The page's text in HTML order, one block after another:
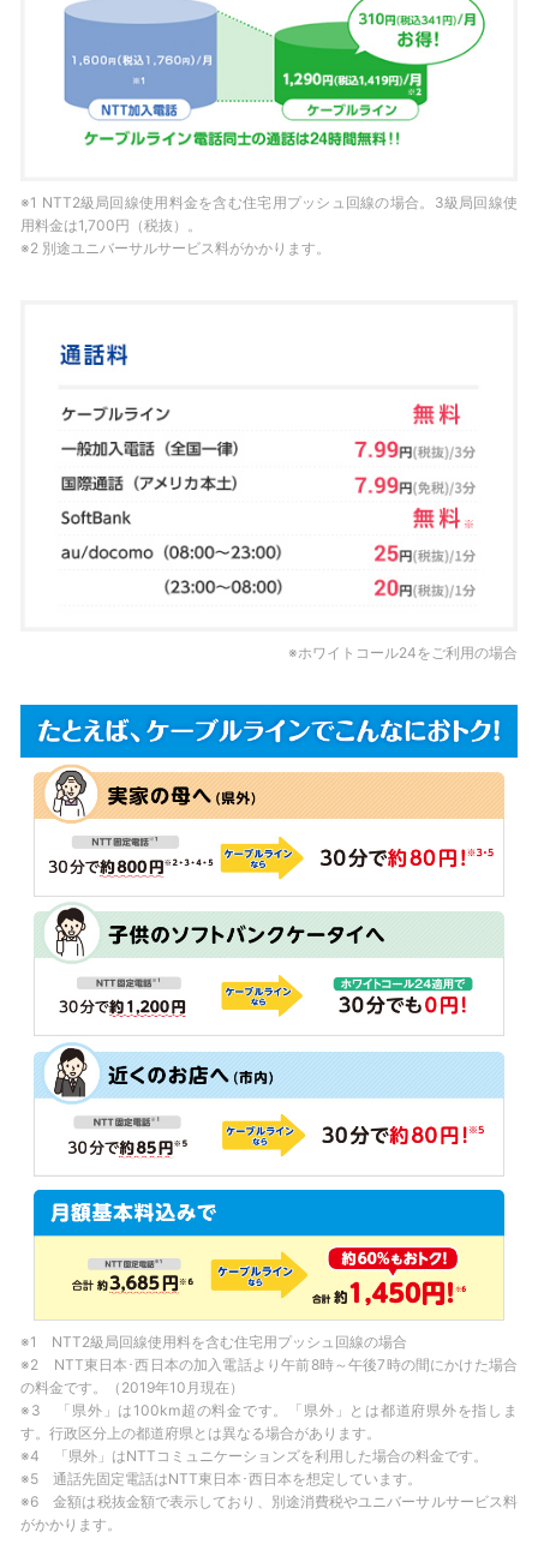
※1 NTT2級局回線使用料金を含む住宅用プッシュ回線の場合。3級局回線使
用料金は1,700円（税抜）。
※2 別途ユニバーサルサービス料がかかります。
※ホワイトコール24をご利用の場合
※1 NTT2級局回線使用料を含む住宅用プッシュ回線の場合
※2 NTT東日本･西日本の加入電話より午前8時～午後7時の間にかけた場合
の料金です。（2019年10月現在）
※3 「県外」は100km超の料金です。「県外」とは都道府県外を指しま
す。行政区分上の都道府県とは異なる場合があります。
※4 「県外」はNTTコミュニケーションズを利用した場合の料金です。
※5 通話先固定電話はNTT東日本･西日本を想定しています。
※6 金額は税抜金額で表示しており、別途消費税やユニバーサルサービス料
がかかります。